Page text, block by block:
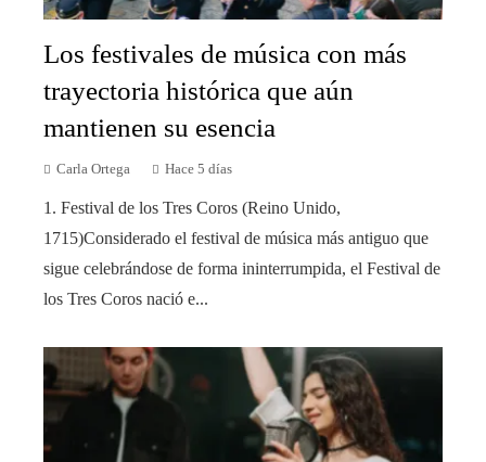
Los festivales de música con más
trayectoria histórica que aún
mantienen su esencia
Carla Ortega Hace 5 días
1. Festival de los Tres Coros (Reino Unido,
1715)Considerado el festival de música más antiguo que
sigue celebrándose de forma ininterrumpida, el Festival de
los Tres Coros nació e...